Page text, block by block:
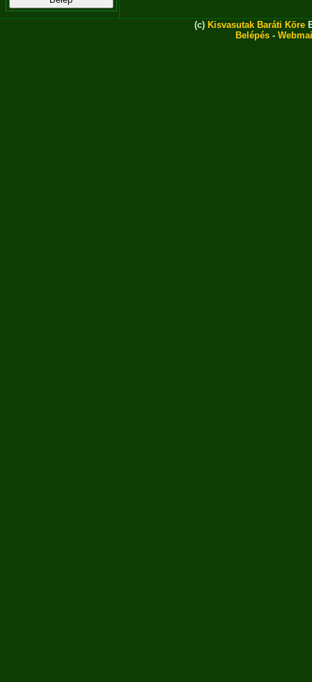
(c) Kisvasutak Baráti Köre
Belépés -